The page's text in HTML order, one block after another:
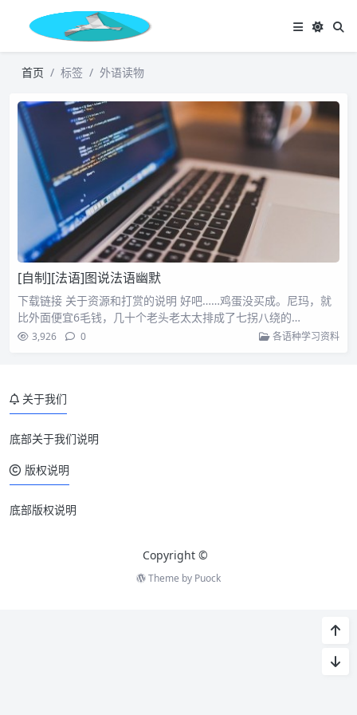
首页 标签 外语读物
[自制][法语]图说法语幽默
下载链接 关于资源和打赏的说明 好吧……鸡蛋没买成。尼玛，就
比外面便宜6毛钱，几十个老头老太太排成了七拐八绕的…
3,926 0 各语种学习资料
关于我们
底部关于我们说明
版权说明
底部版权说明
Copyright ©
Theme by Puock